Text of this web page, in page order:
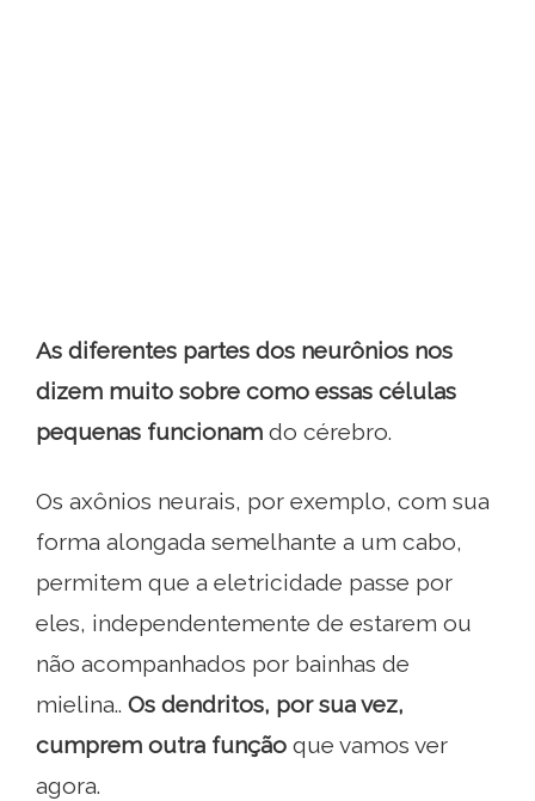
As diferentes partes dos neurônios nos
dizem muito sobre como essas células
pequenas funcionam do cérebro.
Os axônios neurais, por exemplo, com sua
forma alongada semelhante a um cabo,
permitem que a eletricidade passe por
eles, independentemente de estarem ou
não acompanhados por bainhas de
mielina.. Os dendritos, por sua vez,
cumprem outra função que vamos ver
agora.